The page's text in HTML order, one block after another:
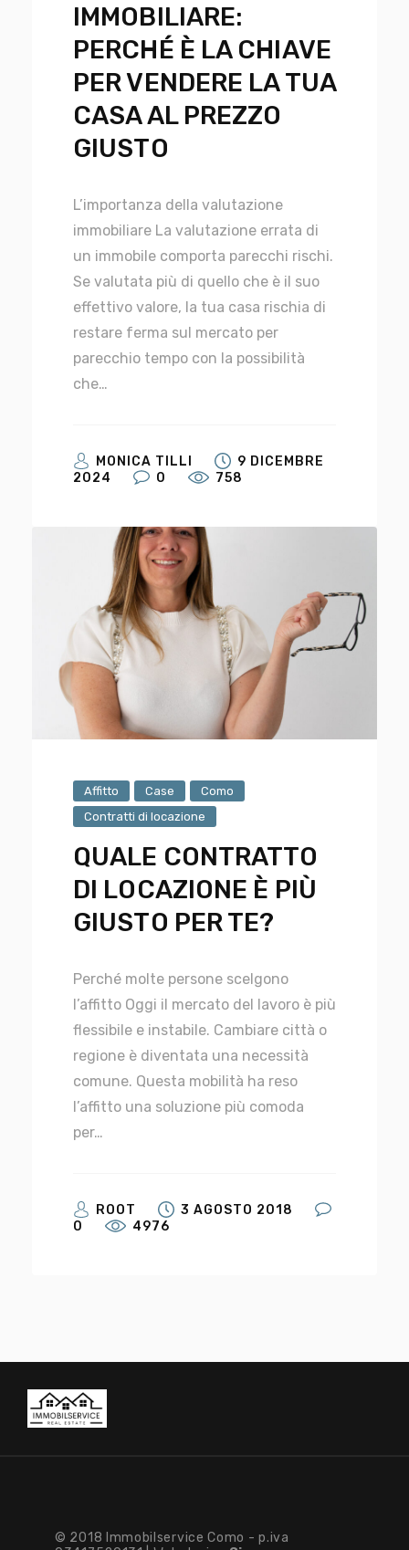
IMMOBILIARE:
PERCHÉ È LA CHIAVE
PER VENDERE LA TUA
CASA AL PREZZO
GIUSTO
L’importanza della valutazione
immobiliare La valutazione errata di
un immobile comporta parecchi rischi.
Se valutata più di quello che è il suo
effettivo valore, la tua casa rischia di
restare ferma sul mercato per
parecchio tempo con la possibilità
che…
MONICA TILLI
9 DICEMBRE
2024
0 758
Affitto Case
Como
Contratti di locazione
QUALE CONTRATTO
DI LOCAZIONE È PIÙ
GIUSTO PER TE?
Perché molte persone scelgono
l’affitto Oggi il mercato del lavoro è più
flessibile e instabile. Cambiare città o
regione è diventata una necessità
comune. Questa mobilità ha reso
l’affitto una soluzione più comoda
per…
ROOT
3 AGOSTO 2018
0
4976
© 2018 Immobilservice Como - p.iva